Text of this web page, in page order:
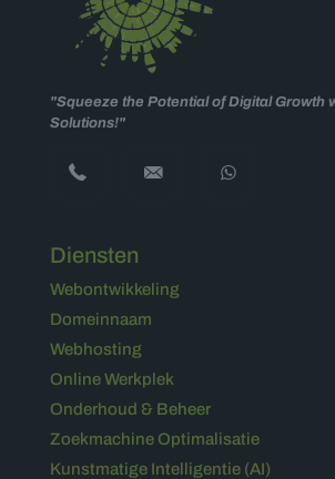
"Squeeze the Potential of Digital Growth
Solutions!"
Diensten
Webontwikkeling
Domeinnaam
Webhosting
Online Werkplek
Onderhoud & Beheer
Zoekmachine Optimalisatie
Kunstmatige Intelligentie (AI)